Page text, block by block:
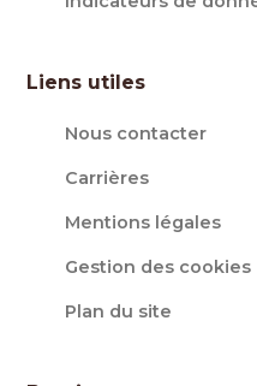
Liens utiles
Nous contacter
Carrières
Mentions légales
Gestion des cookies
Plan du site